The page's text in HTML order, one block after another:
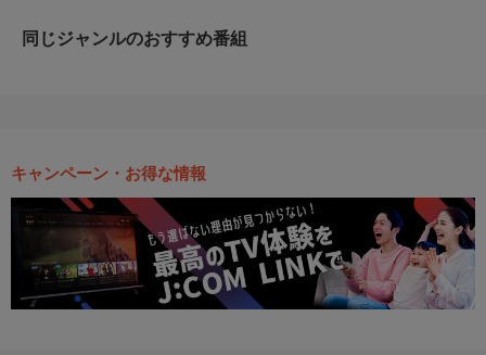
同じジャンルのおすすめ番組
キャンペーン・お得な情報